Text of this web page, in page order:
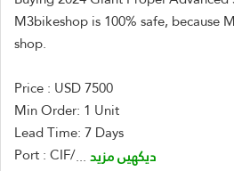
M3bikeshop is 100% safe, because
shop.
Price : USD 7500
Min Order: 1 Unit
Lead Time: 7 Days
Port : CIF/...دیکھیں مزید